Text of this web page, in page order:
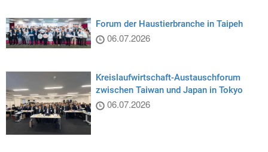
Forum der Haustierbranche in Taipeh
06.07.2026
Kreislaufwirtschaft-Austauschforum
zwischen Taiwan und Japan in Tokyo
06.07.2026